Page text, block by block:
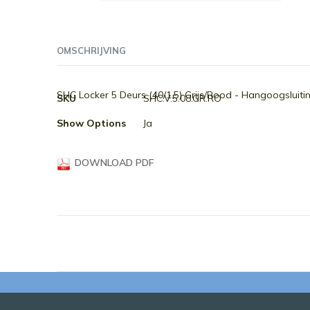
de
gallerij
OMSCHRIJVING
SHC Locker 5 Deurs (40/1.5) Grijs/Rood -
Meer
SKU
SHC.V.5.08.GR.RO
Show Options
Ja
DOWNLOAD PDF